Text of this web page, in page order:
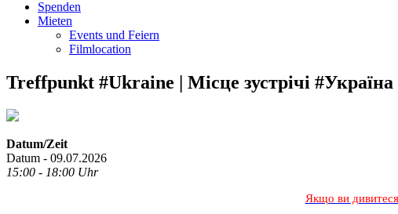
Spenden
Mieten
Events und Feiern
Filmlocation
Treffpunkt #Ukraine | Місце зустрічі #Україна
Datum/Zeit
Datum - 09.07.2026
15:00 - 18:00 Uhr
Якщо ви